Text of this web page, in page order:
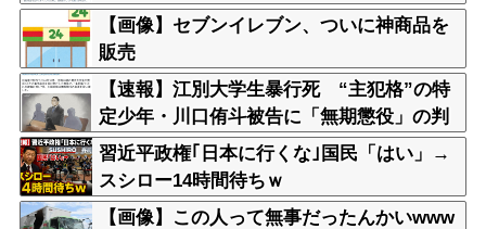
【画像】セブンイレブン、ついに神商品を
販売
【速報】江別大学生暴行死 “主犯格”の特
定少年・川口侑斗被告に「無期懲役」の判
決 当時17歳少年に「懲役30年」の判決
習近平政権｢日本に行くな｣国民「はい」→
スシロー14時間待ちｗ
【画像】この人って無事だったんかいwww